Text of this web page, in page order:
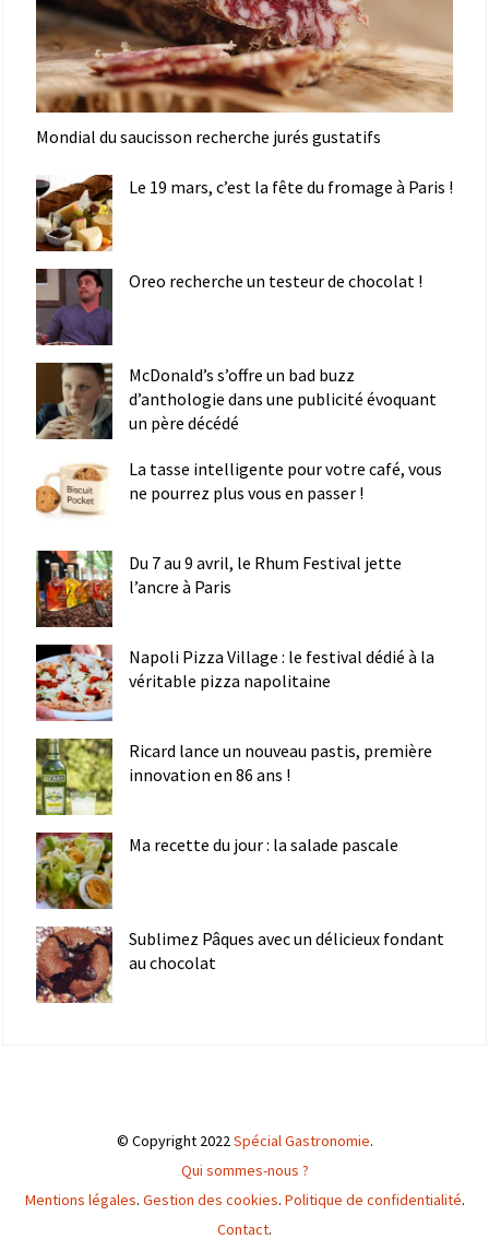
Mondial du saucisson recherche jurés gustatifs
Le 19 mars, c’est la fête du fromage à Paris !
Oreo recherche un testeur de chocolat !
McDonald’s s’offre un bad buzz
d’anthologie dans une publicité évoquant
un père décédé
La tasse intelligente pour votre café, vous
ne pourrez plus vous en passer !
Du 7 au 9 avril, le Rhum Festival jette
l’ancre à Paris
Napoli Pizza Village : le festival dédié à la
véritable pizza napolitaine
Ricard lance un nouveau pastis, première
innovation en 86 ans !
Ma recette du jour : la salade pascale
Sublimez Pâques avec un délicieux fondant
au chocolat
© Copyright 2022Spécial Gastronomie.
Qui sommes-nous ?
Mentions légales. Gestion des cookies. Politique de confidentialité.
Contact.